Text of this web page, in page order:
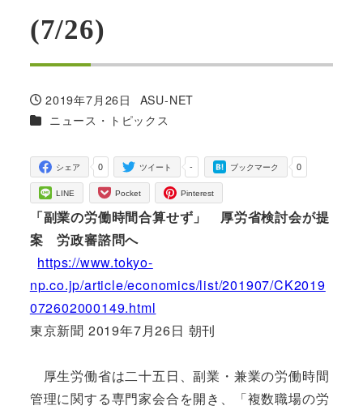
(7/26)
投稿日
2019年7月26日
著
者
ASU-NET
カテゴリー
ニュース・トピックス
0
シェア -
ツイート 0
ブックマーク
LINE Pocket Pinterest
「副業の労働時間合算せず」 厚労省検討会が提
案 労政審諮問へ
https://www.tokyo-
np.co.jp/article/economics/list/201907/CK2019
072602000149.html
東京新聞 2019年7月26日 朝刊
厚生労働省は二十五日、副業・兼業の労働時間
管理に関する専門家会合を開き、「複数職場の労